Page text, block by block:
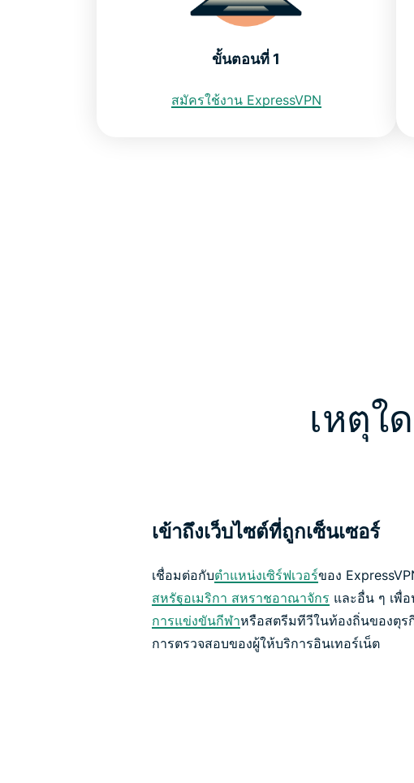
ขั้นตอนที่ 1
สมัครใช้งาน ExpressVPN
เหตุใ
เข้าถึงเว็บไซต์ที่ถูกเซ็นเซอร์
เชื่อมต่อกับตำแหน่งเซิร์ฟเวอร์ของ
สหรัฐอเมริกา สหราชอาณาจักร และอื่น ๆ เพื่
การแข่งขันกีฬาหรือสตรีมทีวีในท้องถิ่นของตุร
การตรวจสอบของผู้ให้บริการอินเทอร์เน็ต